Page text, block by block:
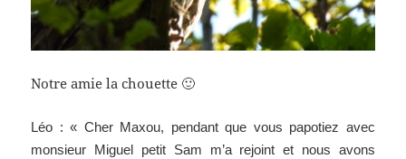
Notre amie la chouette 🙂
Léo : « Cher Maxou, pendant que vous papotiez avec
monsieur Miguel petit Sam m’a rejoint et nous avons